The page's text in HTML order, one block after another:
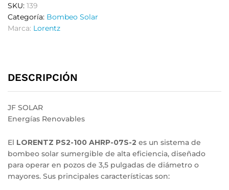
SKU: 139
Categoría: Bombeo Solar
Marca: Lorentz
DESCRIPCIÓN
JF SOLAR
Energías Renovables
El LORENTZ PS2-100 AHRP-07S-2 es un sistema de
bombeo solar sumergible de alta eficiencia, diseñado
para operar en pozos de 3,5 pulgadas de diámetro o
mayores. Sus principales características son:​